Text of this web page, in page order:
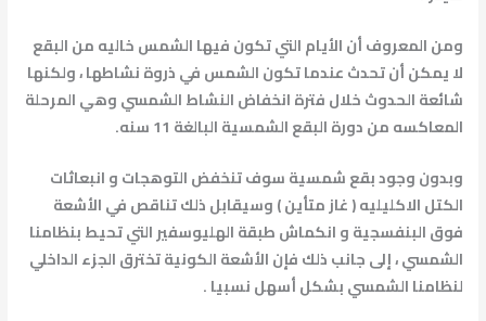
ومن المعروف أن الأيام التي تكون فيها الشمس خاليه من البقع
لا يمكن أن تحدث عندما تكون الشمس في ذروة نشاطها ، ولكنها
شائعة الحدوث خلال فترة انخفاض النشاط الشمسي وهي المرحلة
المعاكسه من دورة البقع الشمسية البالغة 11 سنه.
وبدون وجود بقع شمسية سوف تنخفض التوهجات و انبعاثات
الكتل الاكليليه ( غاز متأين ) وسيقابل ذلك تناقص في الأشعة
فوق البنفسجية و انكماش طبقة الهليوسفير التي تحيط بنظامنا
الشمسي ، إلى جانب ذلك فإن الأشعة الكونية تخترق الجزء الداخلي
لنظامنا الشمسي بشكل أسهل نسبيا .